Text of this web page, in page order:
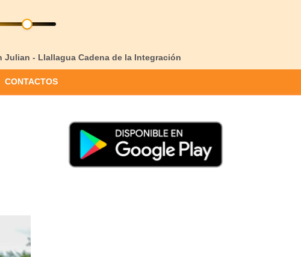
Julian - Llallagua Cadena de la Integración
CONTACTOS